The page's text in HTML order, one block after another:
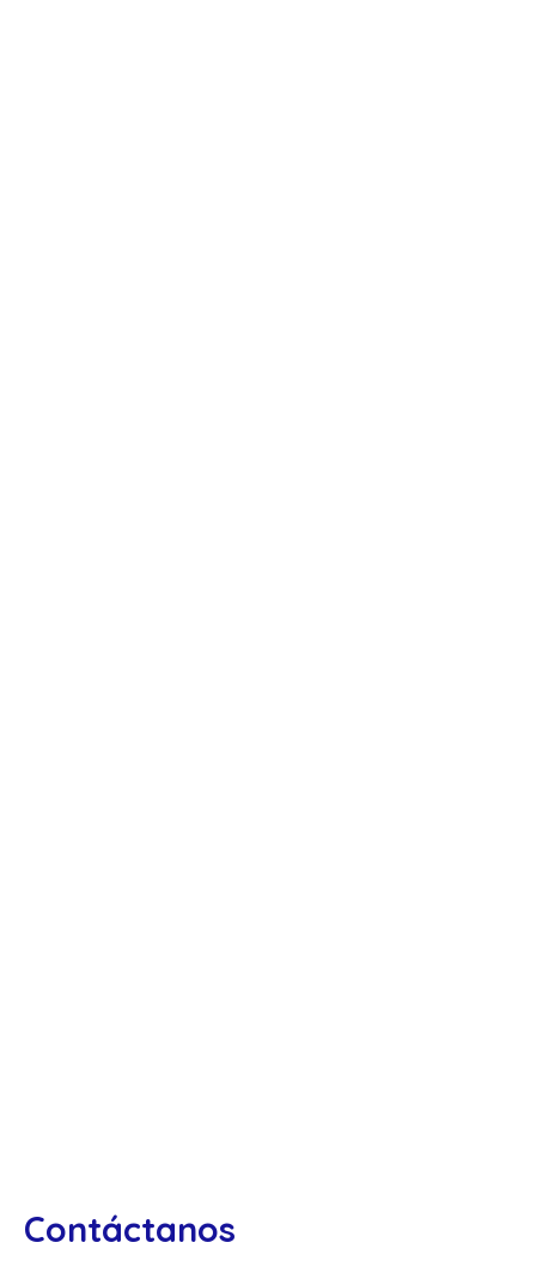
Contáctanos